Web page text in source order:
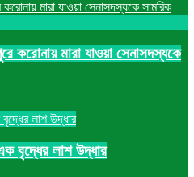
করোনায় মারা যাওয়া সেনাসদস্যকে
এক বৃদ্ধের লাশ উদ্ধার